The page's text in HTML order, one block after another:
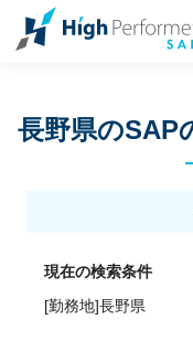
長野県のSAP
現在の検索条件
[勤務地]長野県